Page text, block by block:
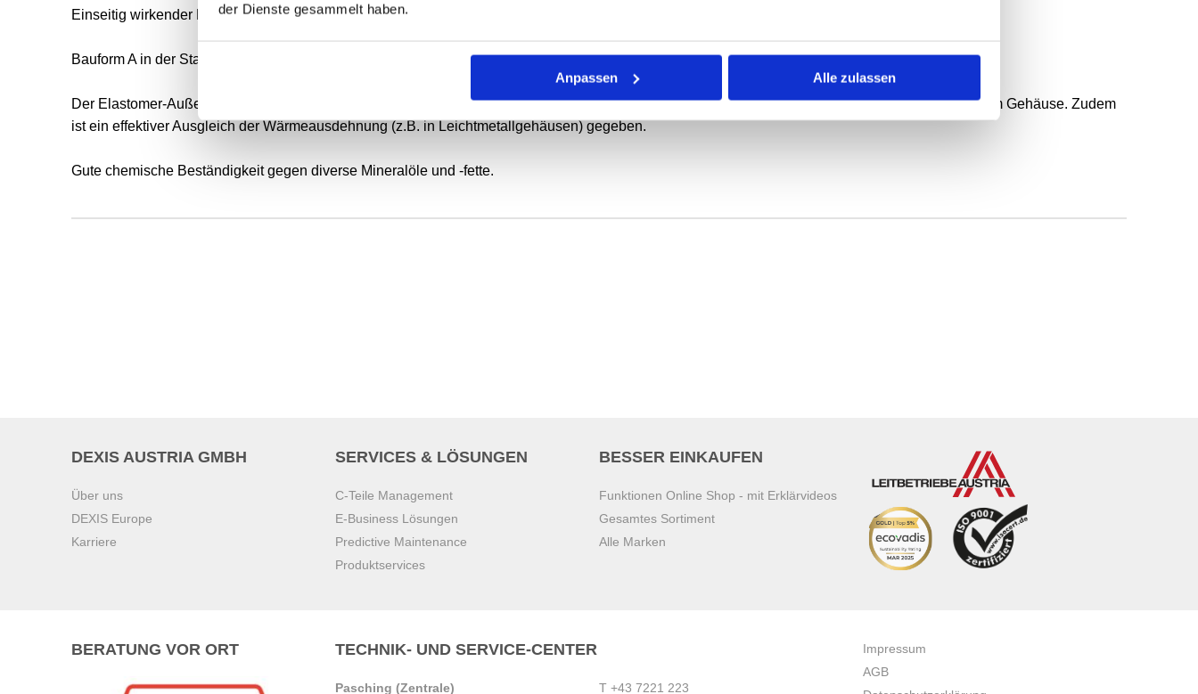
der Dienste gesammelt haben.
Anpassen Alle zulassen
Einseitig wirkender Radial-Wellendichtring für rotierende oder schwenkbewegte Wellen.
Bauform A in der Standardausführung nach DIN 3760 mit Elastomer-Außenmantel, metallischem Versteifungsring und federunterstützter Dichtlippe.
Der Elastomer-Außenmantel ermöglicht eine gute statische Abdichtung bei dünnflüssigen oder gasförmigen Medien, gröberer Rauheit und geteiltem Gehäuse. Zudem
ist ein effektiver Ausgleich der Wärmeausdehnung (z.B. in Leichtmetallgehäusen) gegeben.
Gute chemische Beständigkeit gegen diverse Mineralöle und -fette.
DEXIS AUSTRIA GMBH
Über uns
DEXIS Europe
Karriere
SERVICES & LÖSUNGEN
C-Teile Management
E-Business Lösungen
Predictive Maintenance
Produktservices
BESSER EINKAUFEN
Funktionen Online Shop - mit Erklärvideos
Gesamtes Sortiment
Alle Marken
BERATUNG VOR ORT TECHNIK- UND SERVICE-CENTER
Pasching (Zentrale) T +43 7221 223
Impressum
AGB